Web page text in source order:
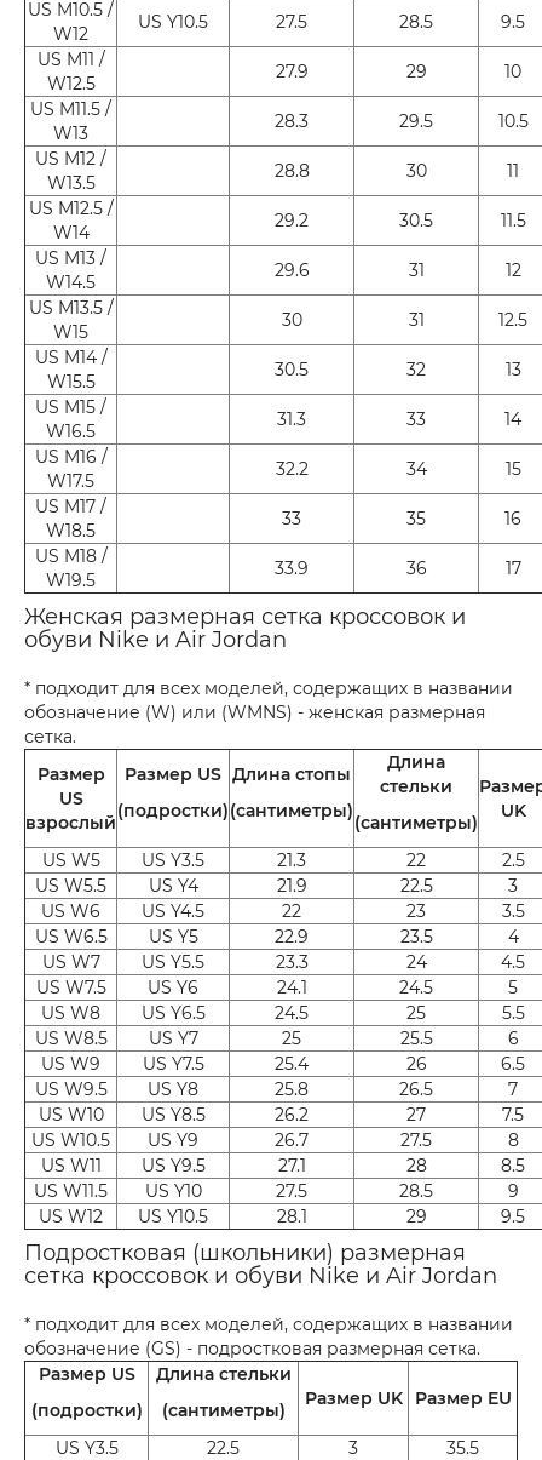
US M10.5 /
W12
US Y10.5 27.5 28.5
9.5
US M11 /
W12.5
27.9 29
10
US M11.5 /
W13
28.3 29.5
10.5
US M12 /
W13.5
28.8 30
11
US M12.5 /
W14
29.2 30.5
11.5
US M13 /
W14.5
29.6 31
12
US M13.5 /
W15
30 31
12.5
US M14 /
W15.5
30.5 32
13
US M15 /
W16.5
31.3 33
14
US M16 /
W17.5
32.2 34
15
US M17 /
W18.5
33 35
16
US M18 /
W19.5
33.9 36 17
Женская размерная сетка кроссовок и
обуви Nike и Air Jordan
* подходит для всех моделей, содержащих в названии
обозначение (W) или (WMNS) - женская размерная
сетка.
Размер
US
взрослый
Размер US
(подростки)
Длина стопы
(сантиметры)
Длина
стельки
(сантиметры)
UK
US W5 US Y3.5 21.3 22
2.5
US W5.5
US Y4 21.9 22.5
3
US W6
US Y4.5 22 23
3.5
US W6.5
US Y5 22.9 23.5
4
US W7
US Y5.5 23.3 24
4.5
US W7.5
US Y6 24.1 24.5
5
US W8
US Y6.5 24.5 25
5.5
US W8.5
US Y7 25 25.5
6
US W9
US Y7.5 25.4 26
6.5
US W9.5
US Y8 25.8 26.5
7
US W10
US Y8.5 26.2 27
7.5
US W10.5
US Y9 26.7 27.5
8
US W11
US Y9.5 27.1 28
8.5
US W11.5
US Y10 27.5 28.5
9
US W12
US Y10.5 28.1 29 9.5
Подростковая (школьники) размерная
сетка кроссовок и обуви Nike и Air Jordan
* подходит для всех моделей, содержащих в названии
обозначение (GS) - подростковая размерная сетка.
Размер US
(подростки)
Длина стельки
(сантиметры)
Размер UK Размер EU
US Y3.5 22.5 3 35.5